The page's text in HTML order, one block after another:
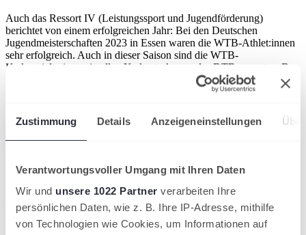
Zustimmung Details Anzeigeneinstellungen
Verantwortungsvoller Umgang mit Ihren Daten
Wir und unsere 1022 Partner verarbeiten Ihre
persönlichen Daten, wie z. B. Ihre IP-Adresse, mithilfe
von Technologien wie Cookies, um Informationen auf
Auch das Ressort IV (Leistungssport und Jugendförderung)
berichtet von einem erfolgreichen Jahr: Bei den Deutschen
Jugendmeisterschaften 2023 in Essen waren die WTB-Athlet:innen
sehr erfolgreich. Auch in dieser Saison sind die WTB-
Kaderspieler:innen in allen Kaderstrukturen des DTB vertreten. Des
Weiteren weisen die Teilnehmerzahlen bei den Jugend-/Jüngsten-
Bezirksmeisterschaften und in der NEXT LEVEL-Turnierserie eine
N!-Charta verankert sich in den württembergischen
Tennisvereinen
Bund nach wie vor großgeschrieben. So hat der WTB in diesem
Jahr bereits den 2. Konvoi des Nachhaltigkeitsprogramms des
Landessportverbandes N!-Charta angestoßen und führt regelmäßig
Meetings durch (online und in Präsenz), um weitere Vereine für das